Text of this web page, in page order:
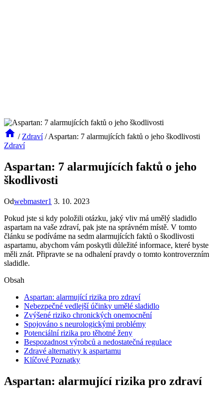
/ Zdraví / Aspartan: 7 alarmujících faktů o jeho škodlivosti
Zdraví
Aspartan: 7 alarmujících faktů o jeho
škodlivosti
Odwebmaster1 3. 10. 2023
Pokud jste si kdy položili otázku, jaký vliv má umělý sladidlo
aspartam na vaše zdraví, pak jste na správném místě. V tomto
článku se podíváme na sedm alarmujících faktů o škodlivosti
aspartamu, abychom vám poskytli důležité informace, které byste
měli znát. Připravte se na odhalení pravdy o tomto kontroverzním
sladidle.
Obsah
Aspartan: alarmující rizika pro zdraví
Nebezpečné vedlejší účinky umělé sladidlo
Zvýšené riziko chronických onemocnění
Spojováno s neurologickými problémy
Potenciální rizika pro těhotné ženy
Bespozadnost výrobců a nedostatečná regulace
Zdravé alternativy k aspartamu
Klíčové Poznatky
Aspartan: alarmující rizika pro zdraví